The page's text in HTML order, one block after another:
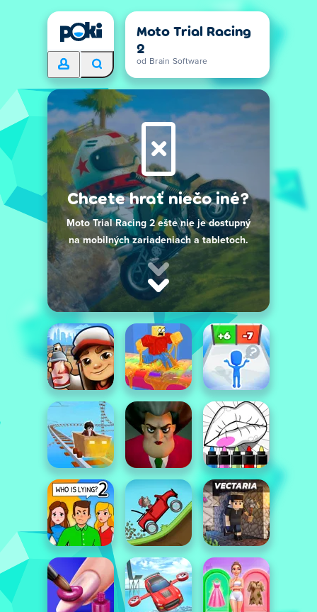
Moto Trial Racing
2
od Brain Software
Chcete hrať niečo iné?
Moto Trial Racing 2 ešte nie je dostupný
na mobilných zariadeniach a tabletoch.